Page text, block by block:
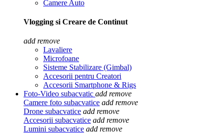
Camere Auto
Vlogging si Creare de Continut
add remove
Lavaliere
Microfoane
Sisteme Stabilizare (Gimbal)
Accesorii pentru Creatori
Accesorii Smartphone & Rigs
Foto-Video subacvatic add remove
Camere foto subacvatice add remove
Drone subacvatice add remove
Accesorii subacvatice add remove
Lumini subacvatice add remove